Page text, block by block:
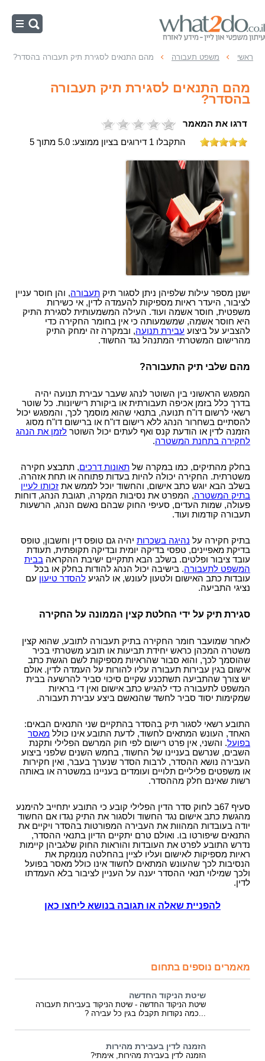
ראשי
מהירות מופרזת
משפט תעבורה
עבירות תנועה
ראשי משפט תעבורה מהם התנאים לסגירת תיק תעבורה בהסדר?
מהם התנאים לסגירת תיק תעבורה
בהסדר?
דרגו את המאמר
התקבלו 1 דירוגים בציון ממוצע: 5.0 מתוך 5
ישנן מספר עילות שלפיהן ניתן לסגור תיק תעבורה, והן חוסר עניין
לציבור, היעדר ראיות מספיקות להעמדה לדין, אי כשירות
משפטית, חוסר אשמה ועוד. העילה המשמעותית לסגירת התיק
היא חוסר אשמה, שמשמעותה כי אין בחומר החקירה כדי
להצביע על ביצוע עבירת תנועה, ובמקרה זה ימחק התיק
מהרישום המשטרתי המתנהל נגד החשוד.
מהם שלבי תיק התעבורה?
המפגש הראשוני בין השוטר לנהג שעבר עבירת תנועה יהיה
בדרך כלל בזמן אכיפה תעבורתית או ביקורת רישיונות. כל שוטר
רשאי לרשום דו"ח תנועה, בתנאי שהוא מוסמך לכך, והמפגש יכול
להסתיים בשחרור הנהג ללא רישום דו"ח או ברישום דו"ח מסוג
הזמנה לדין או הודעת קנס ואף לעתים יכול השוטר לזמן את הנהג
לחקירה בתחנת המשטרה.
בחלק מהתיקים, כמו במקרה של תאונות דרכים, תתבצע חקירה
משטרתית. החקירה יכולה להיות בעדות פתוחה או תחת אזהרה.
בשלב הבא יוגש כתב אישום, והחשוד יוכל לממש את זכותו לעיין
בתיק המשטרה, המפרט את נסיבות המקרה, תגובת הנהג, דוחות
פעולה, שמות העדים, סעיפי החוק שבהם נאשם הנהג, הרשעות
תעבורה קודמות ועוד.
בתיק חקירה על נהיגה בשכרות יהיה גם טופס דין וחשבון, טופס
בדיקת מאפיינים, טפסי בדיקה יומית ובדיקה תקופתית, תעודת
עובד ציבור ופלטים. בשלב הבא תתקיים ישיבת ההקראה בבית
המשפט לתעבורה. בישיבה יכול הנהג להודות בחלק או בכל
עובדות כתב האישום ולטעון לעונש, או להגיע להסדר טיעון עם
נציגי התביעה.
סגירת תיק על ידי החלטת קצין הממונה על החקירה
לאחר שמועבר חומר החקירה בתיק תעבורה לתובע, שהוא קצין
משטרה המכהן כראש יחידת תביעות או תובע משטרתי בכיר
שהוסמך לכך, והוא סבור שהראיות מספיקות לשם הגשת כתב
אישום בגין עבירות תעבורה עליו להורות על העמדה לדין. אולם
יש צורך שהתביעה תשתכנע שקיים סיכוי סביר להרשעה בבית
המשפט לתעבורה כדי להגיש כתב אישום ואין די בראיות
שמקימות יסוד סביר לחשד שהנאשם ביצע עבירת תעבורה.
התובע רשאי לסגור תיק בהסדר בהתקיים שני התנאים הבאים:
האחד, העונש המתאים לחשוד, לדעת התובע אינו כולל מאסר
בפועל. והשני, אין פרט רישום לפי חוק המרשם הפלילי ותקנת
השבים, שנרשם בעניינו של החשוד, בחמש השנים שלפני ביצוע
העבירה נושא ההסדר, לרבות הסדר שנערך בעבר, ואין חקירות
או משפטים פליליים תלויים ועומדים בעניינו במשטרה או באותה
רשות שאינם חלק מההסדר.
סעיף 67ב לחוק סדר הדין הפלילי קובע כי התובע יתחייב להימנע
מהגשת כתב אישום נגד החשוד ולסגור את התיק נגדו אם החשוד
יודה בעובדות המהוות את העבירה המפורטות בהסדר ויקיים את
התנאים שיפורטו בו. ואולם טרם יתקיים הדיון בתנאי ההסדר,
נדרש התובע לפרט את העובדות והוראות החוק שלגביהן קיימות
ראיות מספיקות לאישום ועליו לציין בהחלטה מנומקת את
הנסיבות לכך שהעונש המתאים לחשוד אינו כולל מאסר בפועל
ולכך שמילוי תנאי ההסדר יענה על העניין לציבור בלא העמדתו
לדין.
להפניית שאלה או תגובה בנושא ליחצו כאן
מאמרים נוספים בתחום
שיטת הניקוד החדשה
שיטת הניקוד החדשה - שיטת הניקוד בעבירות תעבורה
...כמה נקודות תקבלו בגין כל עבירה ?
הזמנה לדין בעבירת מהירות
הזמנה לדין בעבירת מהירות, אימתי?